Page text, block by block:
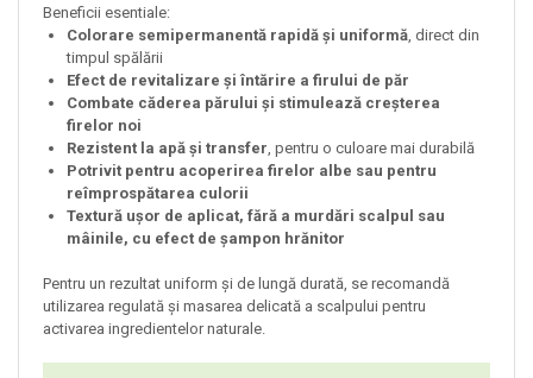
Beneficii esentiale:
Colorare semipermanentă rapidă și uniformă, direct din
timpul spălării
Efect de revitalizare și întărire a firului de păr
Combate căderea părului și stimulează creșterea
firelor noi
Rezistent la apă și transfer, pentru o culoare mai durabilă
Potrivit pentru acoperirea firelor albe sau pentru
reîmprospătarea culorii
Textură ușor de aplicat, fără a murdări scalpul sau
mâinile, cu efect de șampon hrănitor
Pentru un rezultat uniform și de lungă durată, se recomandă
utilizarea regulată și masarea delicată a scalpului pentru
activarea ingredientelor naturale.